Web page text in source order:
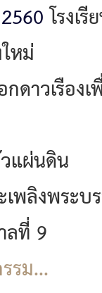
โรงเรี
หม่
ดาวเรืองเ
แผ่นดิน
พลิงพระบ
ลที่ 9
รม...